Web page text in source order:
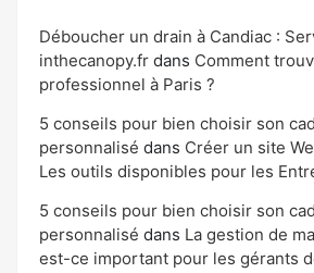
Déboucher un drain à Candiac :
inthecanopy.fr dans Comment
professionnel à Paris ?
5 conseils pour bien choisir son
personnalisé dans Créer un site
Les outils disponibles pour les
5 conseils pour bien choisir son
personnalisé dans La gestion de
est-ce important pour les gérants